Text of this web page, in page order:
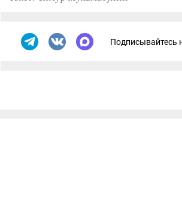
Подписывайтесь